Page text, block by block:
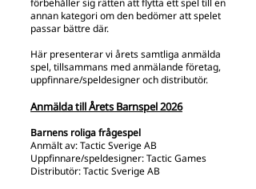
förbehåller sig rätten att flytta ett spel till en
annan kategori om den bedömer att spelet
passar bättre där.
Här presenterar vi årets samtliga anmälda
spel, tillsammans med anmälande företag,
uppfinnare/speldesigner och distributör.
Anmälda till Årets Barnspel 2026
Barnens roliga frågespel
Anmält av: Tactic Sverige AB
Uppfinnare/speldesigner: Tactic Games
Distributör: Tactic Sverige AB